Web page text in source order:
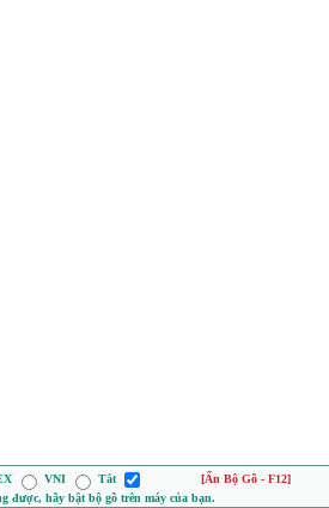
VNI Tắt
[Ẩn Bộ Gõ - F12]
được, hãy bật bộ gõ trên máy của bạn.